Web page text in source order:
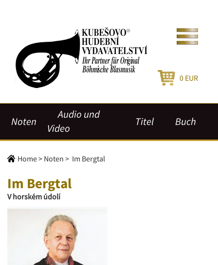
0 EUR
Noten
Audio und
Video
Titel Buch
Home> Noten > Im Bergtal
Im Bergtal
V horském údolí